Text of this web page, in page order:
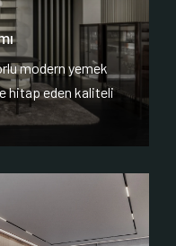
modern yemek
hitap eden kaliteli